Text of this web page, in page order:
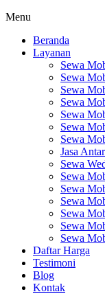
Menu
Beranda
Layanan
Sewa
Sewa
Sewa
Sewa
Sewa
Sewa
Sewa
Jasa
Sewa
Sewa
Sewa
Sewa
Sewa
Sewa
Sewa
Daftar Harga
Testimoni
Blog
Kontak